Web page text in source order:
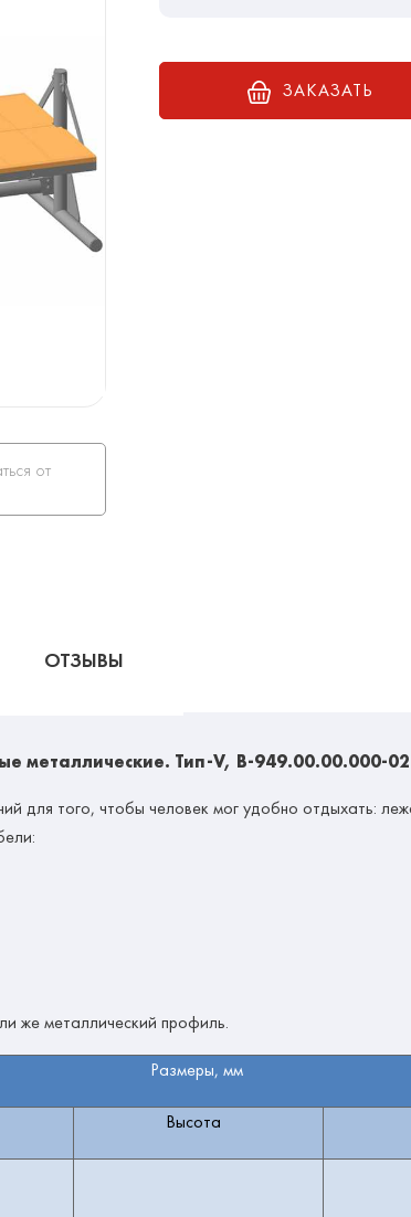
от
ЗАКАЗАТЬ
ОТЗЫВЫ
металлические. Тип-V, В-949.00.00.000-02
для того, чтобы человек мог удобно отдыхать:
же металлический профиль.
Размеры, мм
Высота